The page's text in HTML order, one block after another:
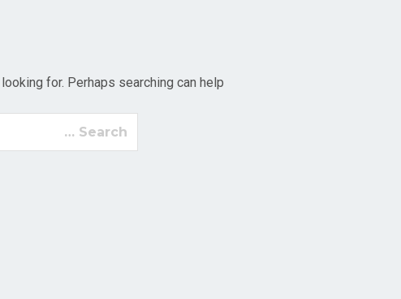
for. Perhaps searching can help.